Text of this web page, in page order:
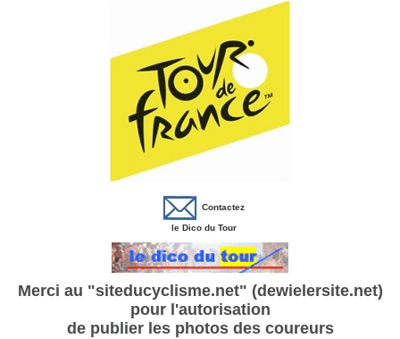
Contactez
le Dico du Tour
Merci au "siteducyclisme.net" (dewielersite.net)
pour l'autorisation
de publier les photos des coureurs